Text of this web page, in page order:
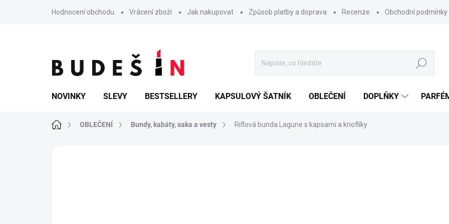
Hodnocení obchodu Vrácení zboží Jak nakupovat Způsob platby a doprava Recenze Obchodní podmínky
Hledat
NOVINKY SLEVY BESTSELLERY KAPSULOVÝ ŠATNÍK OBLEČENÍ DOPLŇKY
Domů OBLEČENÍ Bundy, kabáty, saka a vesty Riflová bunda Lagune s kapsami a knoflíky